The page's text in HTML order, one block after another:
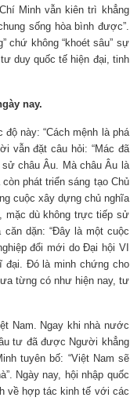
Minh vẫn kiên trì khẳng
sống hòa bình được”.
chứ không “khoét sâu” sự
duy quốc tế hiện đại, tinh
nay.
này: “Cách mệnh là phá
vẫn đặt câu hỏi: “Mác đã
châu Âu. Mà châu Âu là
phát triển sáng tạo Chủ
cuộc xây dựng chủ nghĩa
mặc dù không trực tiếp sử
dặn: “Đây là một cuộc
đổi mới do Đại hội VI
đại. Đó là minh chứng cho
từng có như hiện nay, tư
Nam. Ngay khi nhà nước
tư đã được Người khẳng
tuyên bố: “Việt Nam sẽ
Ngày nay, hội nhập quốc
về hợp tác kinh tế với các